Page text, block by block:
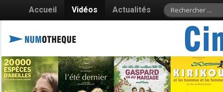
Accueil Vidéos Actualités